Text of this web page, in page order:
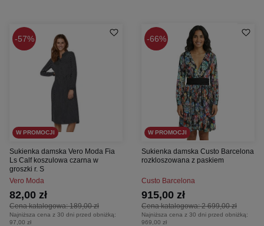
57%
W PROMOCJI
Sukienka damska Vero Moda Fia
Ls Calf koszulowa czarna w
groszki r. S
Vero Moda
Cena katalogowa:189,00 zł
82,00 zł
Najniższa cena z 30 dni przed obniżką:
97,00 zł
66%
W PROMOCJI
Sukienka damska Custo Barcelona
rozkloszowana z paskiem
Custo Barcelona
Cena katalogowa:2 699,00 zł
915,00 zł
Najniższa cena z 30 dni przed obniżką:
969,00 zł